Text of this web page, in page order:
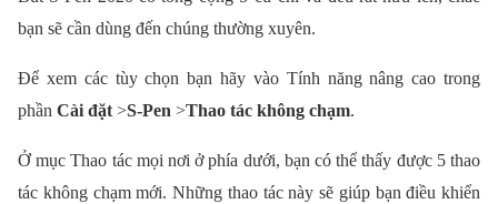
bạn sẽ cần dùng đến chúng thường xuyên.
Để xem các tùy chọn bạn hãy vào Tính năng nâng cao trong
phần Cài đặt>S-Pen >Thao tác không chạm.
Ở mục Thao tác mọi nơi ở phía dưới, bạn có thể thấy được 5 thao
tác không chạm mới. Những thao tác này sẽ giúp bạn điều khiển